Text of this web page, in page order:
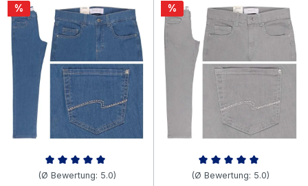
Rabatt
%
Durchschnittliche Bewertung von 5 von 5 Sternen
(Ø Bewertung: 5.0)
Rabatt
%
Durchschnittliche Bewertung
(Ø Bewertung: 5.0)